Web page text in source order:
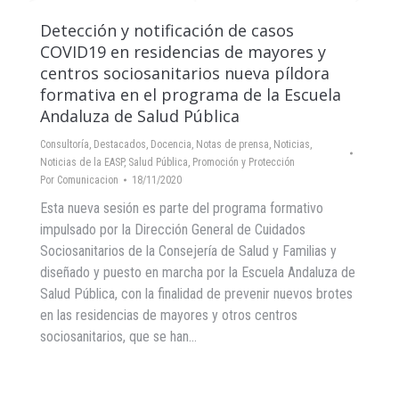
Detección y notificación de casos
COVID19 en residencias de mayores y
centros sociosanitarios nueva píldora
formativa en el programa de la Escuela
Andaluza de Salud Pública
Consultoría, Destacados, Docencia, Notas de prensa, Noticias,
Noticias de la EASP, Salud Pública, Promoción y Protección
Por Comunicacion 18/11/2020
Esta nueva sesión es parte del programa formativo
impulsado por la Dirección General de Cuidados
Sociosanitarios de la Consejería de Salud y Familias y
diseñado y puesto en marcha por la Escuela Andaluza de
Salud Pública, con la finalidad de prevenir nuevos brotes
en las residencias de mayores y otros centros
sociosanitarios, que se han…